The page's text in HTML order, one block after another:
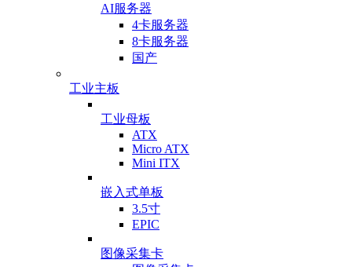
AI服务器
4卡服务器
8卡服务器
国产
工业主板
工业母板
ATX
Micro ATX
Mini ITX
嵌入式单板
3.5寸
EPIC
图像采集卡